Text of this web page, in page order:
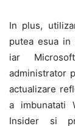
In plus,
putea esua in
iar
administrator
actualizare
a imbunatati
Insider si